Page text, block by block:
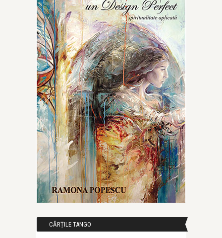
CĂRȚILE TANGO